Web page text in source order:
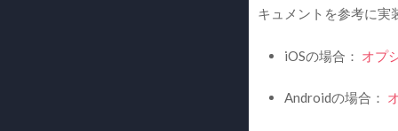
キュメントを参考に実
iOSの場合： オプ
Androidの場合：